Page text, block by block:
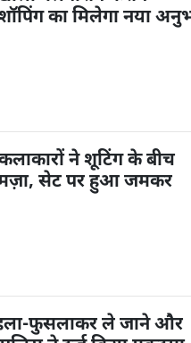
का मिलेगा नया
ने शूटिंग के बीच
मज़ा, सेट पर हुआ जमकर
फुसलाकर ले जाने और